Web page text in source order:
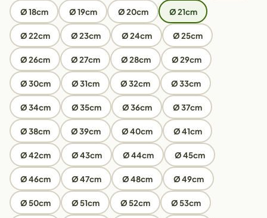
Ø 18cm Ø 19cm Ø 20cm Ø 21cm
Ø 22cm Ø 23cm Ø 24cm Ø 25cm
Ø 26cm Ø 27cm Ø 28cm Ø 29cm
Ø 30cm Ø 31cm Ø 32cm Ø 33cm
Ø 34cm Ø 35cm Ø 36cm Ø 37cm
Ø 38cm Ø 39cm Ø 40cm Ø 41cm
Ø 42cm Ø 43cm Ø 44cm Ø 45cm
Ø 46cm Ø 47cm Ø 48cm Ø 49cm
Ø 50cm Ø 51cm Ø 52cm Ø 53cm